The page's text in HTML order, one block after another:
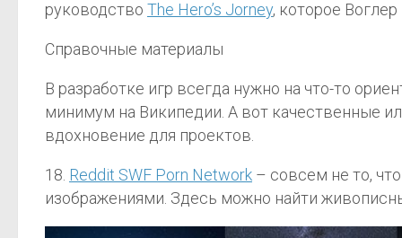
руководство The Hero’s Jorney, которое
Справочные материалы
В разработке игр всегда нужно на что-то
минимум на Википедии. А вот качественные
вдохновение для проектов.
18. Reddit SWF Porn Network – совсем не то,
изображениями. Здесь можно найти